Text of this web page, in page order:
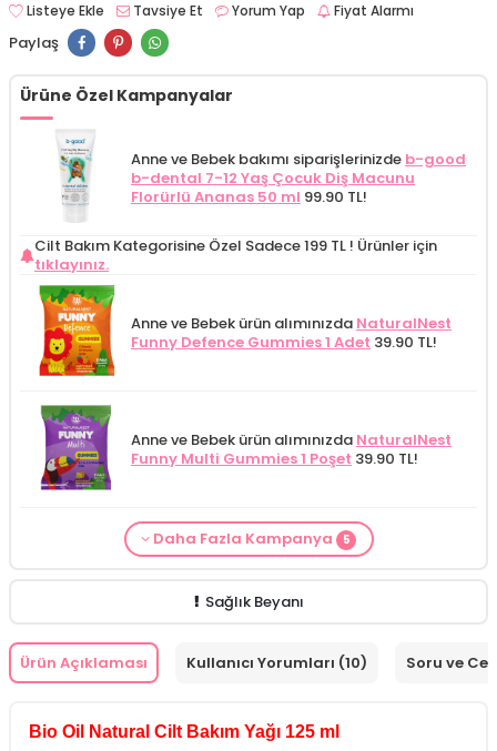
Listeye Ekle Tavsiye Et Yorum Yap Fiyat Alarmı
Paylaş
Ürüne Özel Kampanyalar
Anne ve Bebek bakımı siparişlerinizde b-good
b-dental 7-12 Yaş Çocuk Diş Macunu
Florürlü Ananas 50 ml 99.90 TL!
Cilt Bakım Kategorisine Özel Sadece 199 TL ! Ürünler için
tıklayınız.
Anne ve Bebek ürün alımınızda NaturalNest
Funny Defence Gummies 1 Adet 39.90 TL!
Anne ve Bebek ürün alımınızda NaturalNest
Funny Multi Gummies 1 Poşet 39.90 TL!
From Natura Kadınlar İçin Terleme Karşıtı
Alls Biocosmetics Organik Anti Stretch Mark
Çatlak Karşıtı Bakım ürünü siparişinizde
Anne ve Bebek bakımı siparişlerinizde
Cilt Bakım ürünü siparişinizdeMamaaura
Daha Fazla Kampanya 5
Sağlık Beyanı
Ürün Açıklaması Kullanıcı Yorumları (10) Soru ve
Bio Oil Natural Cilt Bakım Yağı 125 ml